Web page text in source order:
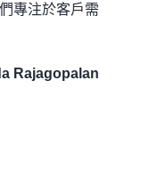
專注於客戶需
Rajagopalan